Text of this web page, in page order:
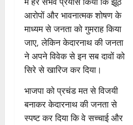
आरोपों और भावनात्मक शोषण के
माध्यम से जनता को गुमराह किया
जाए, लेकिन केदारनाथ की जनता
ने अपने विवेक से इन सब दावों को
सिरे से खारिज कर दिया।
भाजपा को प्रचंड मत से विजयी
बनाकर केदारनाथ की जनता से
स्पष्ट कर दिया कि वे सच्चाई और